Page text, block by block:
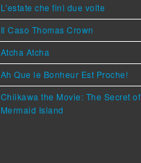
L'estate che finì due volte
Il Caso Thomas Crown
Atcha Atcha
Ah Que le Bonheur Est Proche!
Chiikawa the Movie: The Secret of
Mermaid Island